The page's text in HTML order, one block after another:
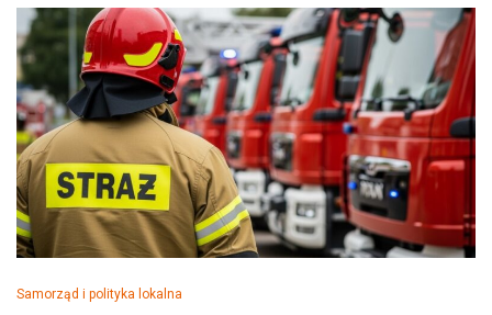
Samorząd i polityka lokalna